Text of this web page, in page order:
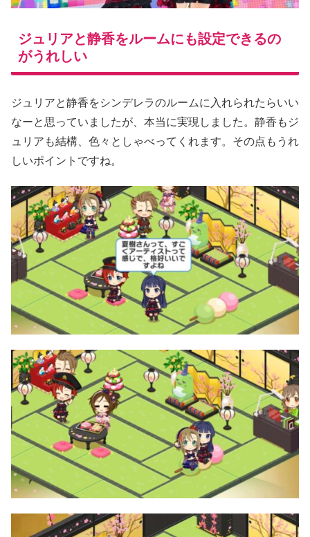
ジュリアと静香をルームにも設定できるの
がうれしい
ジュリアと静香をシンデレラのルームに入れられたらいい
なーと思っていましたが、本当に実現しました。静香もジ
ュリアも結構、色々としゃべってくれます。その点もうれ
しいポイントですね。